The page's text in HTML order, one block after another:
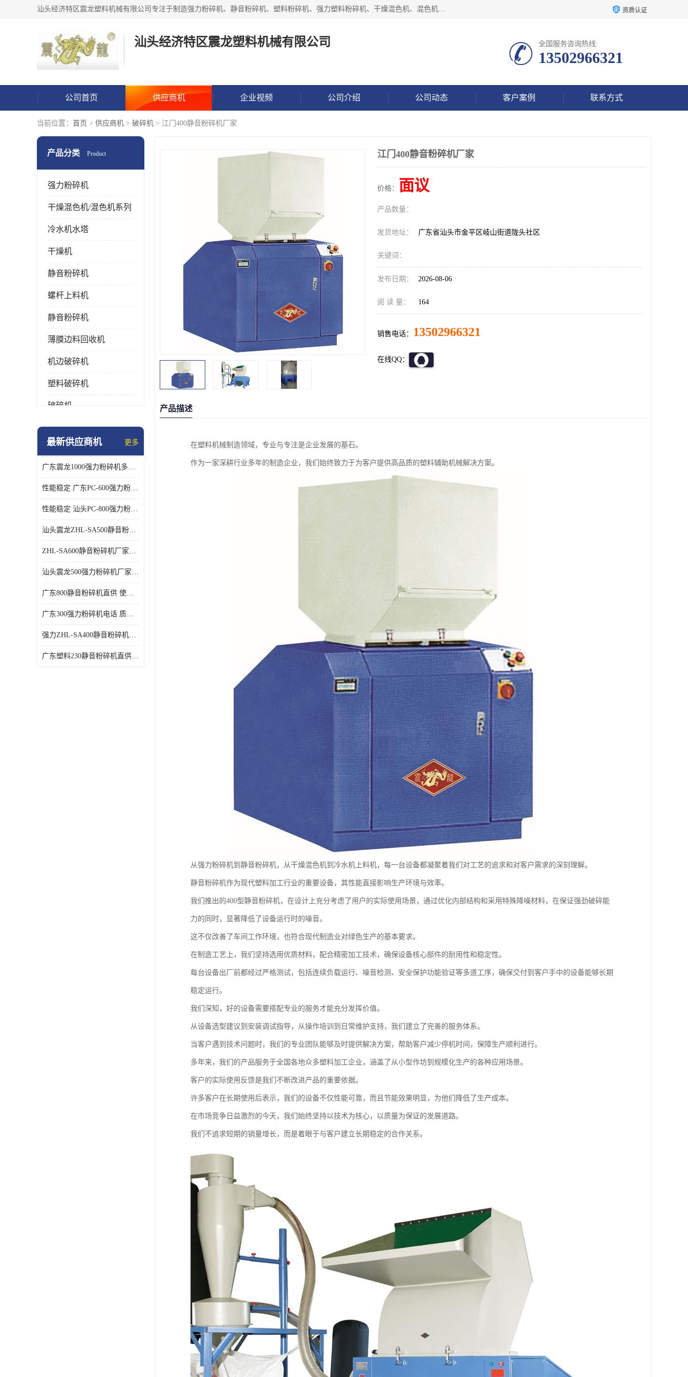
汕头经济特区震龙塑料机械有限公司专注于制造强力粉碎机、静音粉碎机、塑料粉碎机、强力塑料粉碎机、干燥混色机、混色机、冷水机、上料机等塑料辅助机械。 资质认证
汕头经济特区震龙塑料机械有限公司 全国服务咨询热线:
13502966321
公司首页 供应商机 企业视频 公司介绍 公司动态 客户案例 联系方式
当前位置： 首页 > 供应商机 > 破碎机 > 江门400静音粉碎机厂家
产品分类 Product
强力粉碎机
干燥混色机/混色机系列
冷水机水塔
干燥机
静音粉碎机
螺杆上料机
静音粉碎机
薄膜边料回收机
机边破碎机
塑料破碎机
破碎机
强力粉碎机
最新供应商机 更多
广东震龙1000强力粉碎机多少钱一台 使用方便
性能稳定 广东PC-600强力粉碎机电话
性能稳定 汕头PC-800强力粉碎机厂家批发
汕头震龙ZHL-SA500静音粉碎机多少钱一台
ZHL-SA600静音粉碎机厂家电话 质量可靠
汕头震龙500强力粉碎机厂家批发 噪音低
广东800静音粉碎机直供 使用寿命长
广东300强力粉碎机电话 质量可靠
强力ZHL-SA400静音粉碎机多少钱一台 密封防尘
广东塑料230静音粉碎机直供 使用寿命长
江门400静音粉碎机厂家
价格： 面议
产品数量：
发货地址： 广东省汕头市金平区岐山街道陇头社区
关键词：
发布日期： 2026-08-06
阅 读 量： 164
销售电话： 13502966321
在线QQ：
产品描述
在塑料机械制造领域，专业与专注是企业发展的基石。
作为一家深耕行业多年的制造企业，我们始终致力于为客户提供高品质的塑料辅助机械解决方案。
从强力粉碎机到静音粉碎机，从干燥混色机到冷水机上料机，每一台设备都凝聚着我们对工艺的追求和对客户需求的深刻理解。
静音粉碎机作为现代塑料加工行业的重要设备，其性能直接影响生产环境与效率。
我们推出的400型静音粉碎机，在设计上充分考虑了用户的实际使用场景，通过优化内部结构和采用特殊降噪材料，在保证强劲破碎能
力的同时，显著降低了设备运行时的噪音。
这不仅改善了车间工作环境，也符合现代制造业对绿色生产的基本要求。
在制造工艺上，我们坚持选用优质材料，配合精密加工技术，确保设备核心部件的耐用性和稳定性。
每台设备出厂前都经过严格测试，包括连续负载运行、噪音检测、安全保护功能验证等多道工序，确保交付到客户手中的设备能够长期
稳定运行。
我们深知，好的设备需要搭配专业的服务才能充分发挥价值。
从设备选型建议到安装调试指导，从操作培训到日常维护支持，我们建立了完善的服务体系。
当客户遇到技术问题时，我们的专业团队能够及时提供解决方案，帮助客户减少停机时间，保障生产顺利进行。
多年来，我们的产品服务于全国各地众多塑料加工企业，涵盖了从小型作坊到规模化生产的各种应用场景。
客户的实际使用反馈是我们不断改进产品的重要依据。
许多客户在长期使用后表示，我们的设备不仅性能可靠，而且节能效果明显，为他们降低了生产成本。
在市场竞争日益激烈的今天，我们始终坚持以技术为核心，以质量为保证的发展道路。
我们不追求短期的销量增长，而是着眼于与客户建立长期稳定的合作关系。